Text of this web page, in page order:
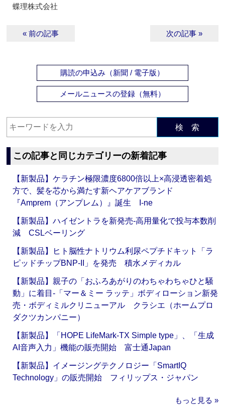
蝶理株式会社
« 前の記事 次の記事 »
購読の申込み（新聞 / 電子版）
メールニュースの登録（無料）
検 索
この記事と同じカテゴリーの新着記事
【新製品】ケラチン極限濃度6800倍以上×高浸透密着処
方で、髪を芯から満たす新ヘアケアブランド
『Amprem（アンプレム）』誕生 I-ne
【新製品】ハイゼントラを新発売‐高用量化で投与本数削
減 CSLベーリング
【新製品】ヒト脳性ナトリウム利尿ペプチドキット「ラ
ピッドチップBNP-II」を発売 積水メディカル
【新製品】親子の「おふろあがりのわちゃわちゃひと騒
動」に着目‐「マー＆ミー ラッテ」ボディローション新発
売・ボディミルクリニューアル クラシエ（ホームプロ
ダクツカンパニー）
【新製品】「HOPE LifeMark-TX Simple type」、「生成
AI音声入力」機能の販売開始 富士通Japan
【新製品】イメージングテクノロジー「SmartIQ
Technology」の販売開始 フィリップス・ジャパン
もっと見る »